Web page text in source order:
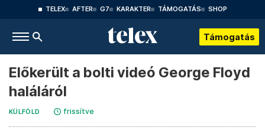
TELEX AFTER G7 KARAKTER TÁMOGATÁS SHOP
Támogatás
Előkerült a bolti videó George Floyd
haláláról
KÜLFÖLD frissítve